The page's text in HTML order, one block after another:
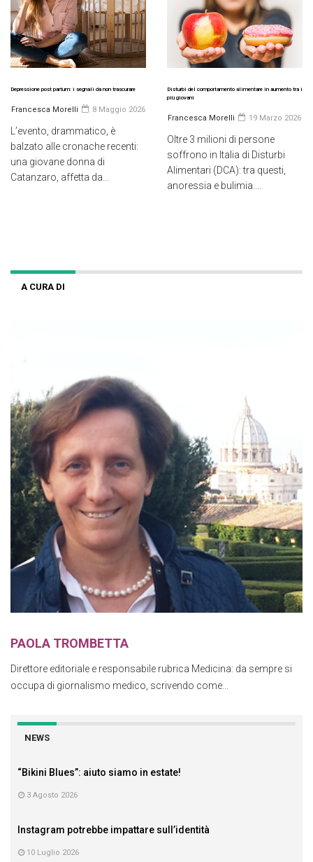
Depressione post partum: i segnali da non trascurare
Francesca Morelli 8 Maggio 2026
L’evento, drammatico, è
balzato alle cronache recenti:
una giovane donna di
Catanzaro, affetta da...
Disturbi del comportamento alimentare in aumento tra i
più giovani
Francesca Morelli 19 Marzo 2026
Oltre 3 milioni di persone
soffrono in Italia di Disturbi
Alimentari (DCA): tra questi,
anoressia e bulimia....
A CURA DI
PAOLA TROMBETTA
Direttore editoriale e responsabile rubrica Medicina: da sempre si
occupa di giornalismo medico, scrivendo come...
NEWS
“Bikini Blues”: aiuto siamo in estate!
3 Agosto 2026
Instagram potrebbe impattare sull’identità
10 Luglio 2026